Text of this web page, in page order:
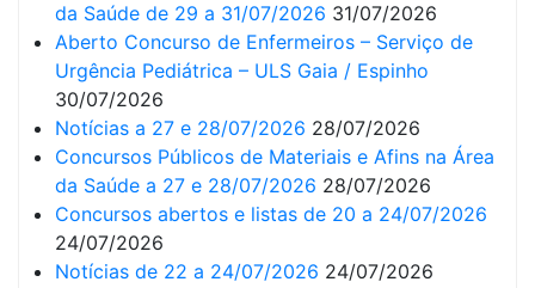
da Saúde de 29 a 31/07/2026 31/07/2026
Aberto Concurso de Enfermeiros – Serviço de
Urgência Pediátrica – ULS Gaia / Espinho
30/07/2026
Notícias a 27 e 28/07/2026 28/07/2026
Concursos Públicos de Materiais e Afins na Área
da Saúde a 27 e 28/07/2026 28/07/2026
Concursos abertos e listas de 20 a 24/07/2026
24/07/2026
Notícias de 22 a 24/07/2026 24/07/2026